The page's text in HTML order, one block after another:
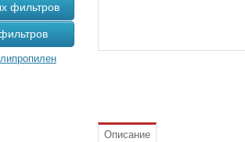
фильтров
Описание